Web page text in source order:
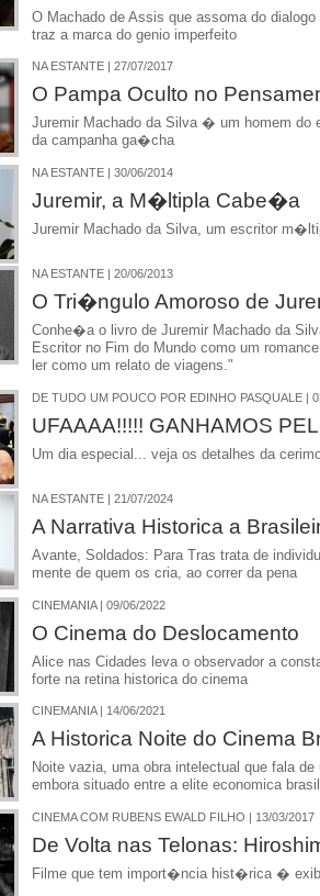
O Machado de Assis que assoma do
traz a marca do genio imperfeito
NA ESTANTE | 27/07/2017
O Pampa Oculto no
Juremir Machado da Silva � um homem do
da campanha ga�cha
NA ESTANTE | 30/06/2014
Juremir, a M�ltipla Cabe�a
Juremir Machado da Silva, um escritor
NA ESTANTE | 20/06/2013
O Tri�ngulo Amoroso de
Conhe�a o livro de Juremir Machado da
Escritor no Fim do Mundo como um
ler como um relato de viagens."
DE TUDO UM POUCO POR EDINHO PASQUALE |
UFAAAA!!!!! GANHAMOS
Um dia especial... veja os detalhes da
NA ESTANTE | 21/07/2024
A Narrativa Historica a
Avante, Soldados: Para Tras trata de
mente de quem os cria, ao correr da pena
CINEMANIA | 09/06/2022
O Cinema do Deslocamento
Alice nas Cidades leva o observador a
forte na retina historica do cinema
CINEMANIA | 14/06/2021
A Historica Noite do Cinema
Noite vazia, uma obra intelectual que fala
embora situado entre a elite economica
CINEMA COM RUBENS EWALD FILHO | 13/03/2017
De Volta nas Telonas:
Filme que tem import�ncia hist�rica �